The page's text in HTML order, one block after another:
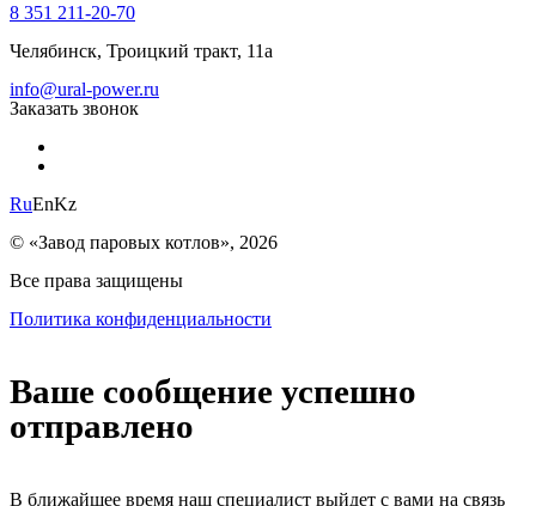
8 351 211-20-70
Челябинск, Троицкий тракт, 11а
info@ural-power.ru
Заказать звонок
RuEnKz
© «Завод паровых котлов», 2026
Все права защищены
Политика конфиденциальности
Ваше сообщение успешно
отправлено
В ближайшее время наш специалист выйдет с вами на связь